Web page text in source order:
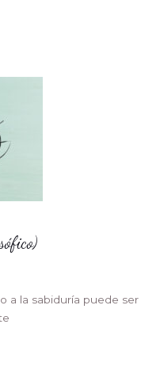
a la sabiduría puede ser